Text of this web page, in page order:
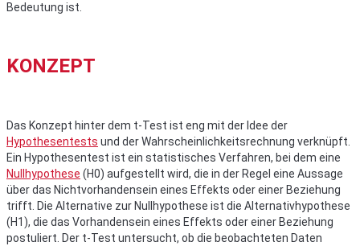
Bedeutung ist.
KONZEPT
Das Konzept hinter dem t-Test ist eng mit der Idee der
Hypothesentests und der Wahrscheinlichkeitsrechnung verknüpft.
Ein Hypothesentest ist ein statistisches Verfahren, bei dem eine
Nullhypothese (H0) aufgestellt wird, die in der Regel eine Aussage
über das Nichtvorhandensein eines Effekts oder einer Beziehung
trifft. Die Alternative zur Nullhypothese ist die Alternativhypothese
(H1), die das Vorhandensein eines Effekts oder einer Beziehung
postuliert. Der t-Test untersucht, ob die beobachteten Daten